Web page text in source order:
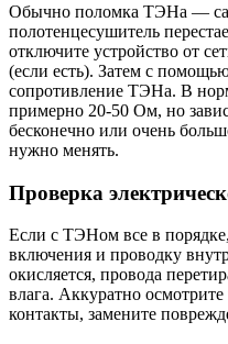
Обычно поломка ТЭНа —
полотенцесушитель
отключите устройство от
(если есть). Затем с
сопротивление ТЭНа. В
примерно 20-50 Ом, но
бесконечно или очень
нужно менять.
Проверка
Если с ТЭНом все в
включения и проводку
окисляется, провода
влага. Аккуратно
контакты, замените